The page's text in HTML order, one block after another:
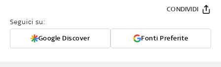
Seguici su:
Google Discover Fonti Preferite
CONDIVIDI